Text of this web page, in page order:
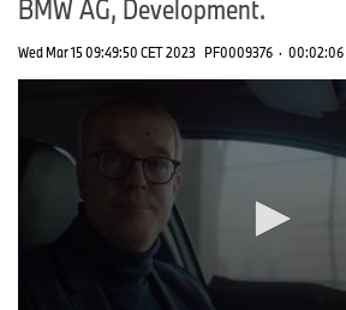
BMW AG, Development.
Wed Mar 15 09:49:50 CET 2023 PF0009376 · 00:02:06